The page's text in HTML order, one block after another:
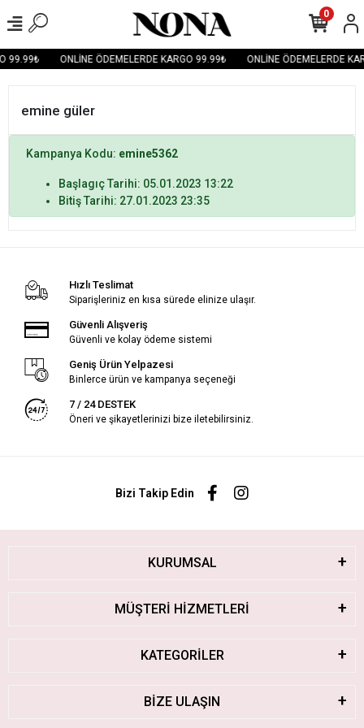
99.99₺ ONLİNE ÖDEMELERDE KARGO 99.99₺ ONLİNE ÖDEMELERDE
0
emine güler
Kampanya Kodu: emine5362
Başlagıç Tarihi: 05.01.2023 13:22
Bitiş Tarihi: 27.01.2023 23:35
Hızlı Teslimat
Siparişleriniz en kısa sürede elinize ulaşır.
Güvenli Alışveriş
Güvenli ve kolay ödeme sistemi
Geniş Ürün Yelpazesi
Binlerce ürün ve kampanya seçeneği
7 / 24 DESTEK
Öneri ve şikayetlerinizi bize iletebilirsiniz.
Bizi Takip Edin
KURUMSAL
MÜŞTERİ HİZMETLERİ
KATEGORİLER
BİZE ULAŞIN